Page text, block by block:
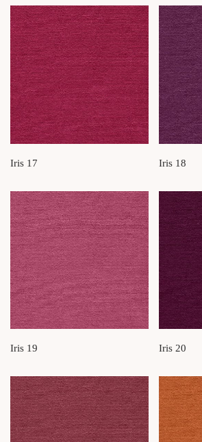
Iris 17 Iris 18
Iris 19 Iris 20